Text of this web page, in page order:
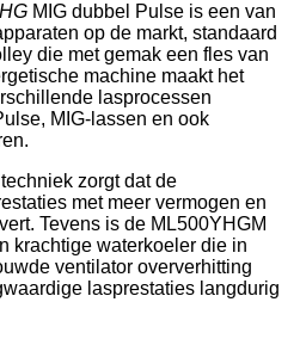
MIG dubbel Pulse is een van
op de markt, standaard
die met gemak een fles van
machine maakt het
lasprocessen
MIG-lassen en ook
zorgt dat de
met meer vermogen en
Tevens is de ML500YHGM
krachtige waterkoeler die in
ventilator oververhitting
lasprestaties langdurig